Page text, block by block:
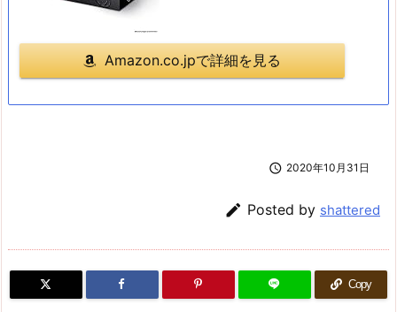
Amazon.co.jpで詳細を見る
 2020年10月31日
 Posted by shattered
Copy